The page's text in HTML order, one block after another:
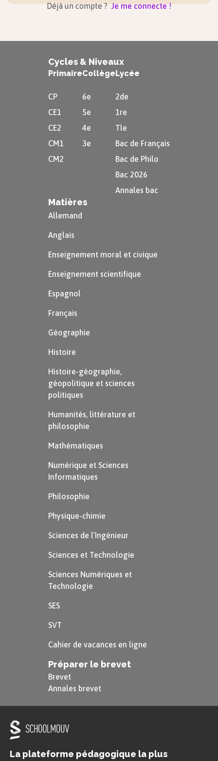
Déjà un compte ? Je me connecte !
Cycles & Niveaux
Primaire
CP
CE1
CE2
CM1
CM2
Collège
6e
5e
4e
3e
Lycée
2de
1re
Tle
Bac de Français
Bac de Philo
Bac 2026
Annales bac
Matières
Allemand
Anglais
Enseignement moral et civique
Enseignement scientifique
Espagnol
Français
Géographie
Histoire
Histoire-géographie,
géopolitique et sciences
politiques
Humanités, littérature et
philosophie
Mathématiques
Numérique et Sciences
Informatiques
Philosophie
Physique-chimie
Sciences de l’Ingénieur
Sciences et Technologie
Sciences Numériques et
Technologie
SES
SVT
Cahier de vacances en ligne
Préparer le brevet
Brevet
Annales brevet
La plateforme pédagogique la plus